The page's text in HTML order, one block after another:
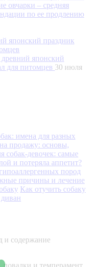
овчарки – средняя
по ее продлению
древний японский
для питомцев 30 июля
имена для разных
продажу: основы,
собак-девочек: самые
и потеряла аппетит?
пород
причины и лечение
Как отучить собаку
и содержание
и темперамент,